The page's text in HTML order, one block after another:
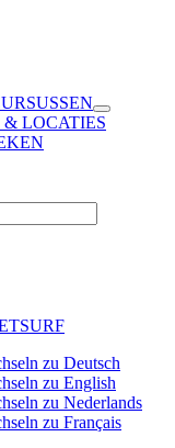
& LOCATIES
zu
Deutsch
wechseln
zuSprache